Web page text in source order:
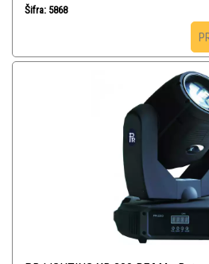
Šifra: 5868